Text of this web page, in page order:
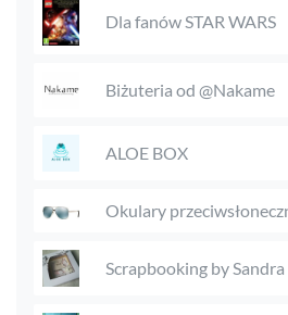
Dla fanów STAR WARS
Biżuteria od @Nakame
ALOE BOX
Okulary
Scrapbooking by Sandra